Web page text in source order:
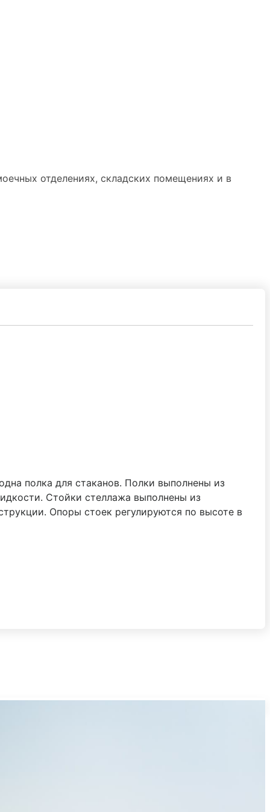
отделениях, складских помещениях и в
полка для стаканов. Полки выполнены из
Стойки стеллажа выполнены из
Опоры стоек регулируются по высоте в